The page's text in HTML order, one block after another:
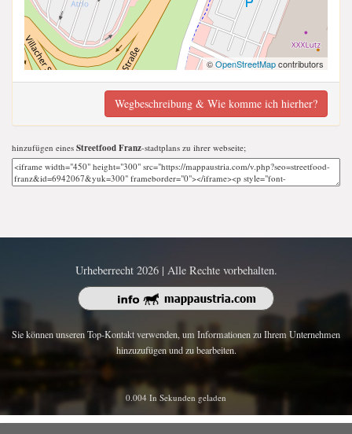
©OpenStreetMapcontributors
Wegbeschreibung & Wie komme ich hierher?
hinzufügen eines Streetfood Franz-stadtplans zu ihrer webseite;
Urheberrecht 2026 | Alle Rechte vorbehalten.
Sie können unseren Top-Kontakt verwenden, um Informationen zu Ihrem Unternehmen
hinzuzufügen und zu bearbeiten.
0.004 In Sekunden geladen